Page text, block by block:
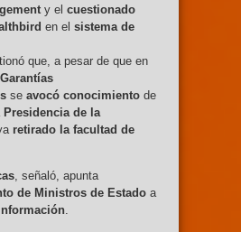
y el cuestionado
en el sistema de
que, a pesar de que en
se avocó conocimiento de
Presidencia de la
retirado la facultad de
, señaló, apunta
de Ministros de Estado a